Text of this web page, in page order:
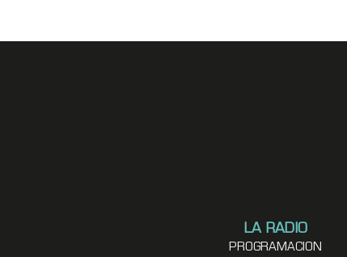
LA RADIO
PROGRAMACION